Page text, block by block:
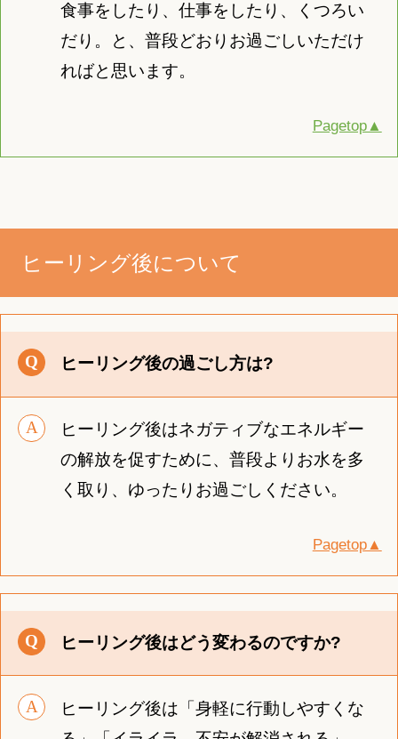
食事をしたり、仕事をしたり、くつろい
だり。と、普段どおりお過ごしいただけ
ればと思います。
Pagetop▲
ヒーリング後について
ヒーリング後の過ごし方は?
ヒーリング後はネガティブなエネルギー
の解放を促すために、普段よりお水を多
く取り、ゆったりお過ごしください。
Pagetop▲
ヒーリング後はどう変わるのですか?
ヒーリング後は「身軽に行動しやすくな